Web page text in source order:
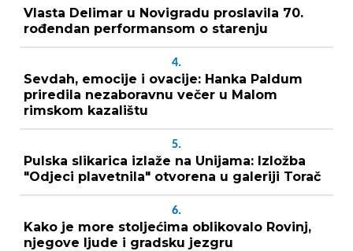
Vlasta Delimar u Novigradu proslavila 70.
rođendan performansom o starenju
4.
Sevdah, emocije i ovacije: Hanka Paldum
priredila nezaboravnu večer u Malom
rimskom kazalištu
5.
Pulska slikarica izlaže na Unijama: Izložba
"Odjeci plavetnila" otvorena u galeriji Torač
6.
Kako je more stoljećima oblikovalo Rovinj,
njegove ljude i gradsku jezgru